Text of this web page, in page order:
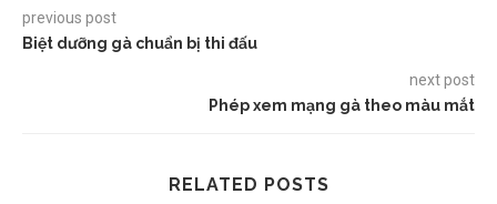
previous post
Biệt dưỡng gà chuẩn bị thi đấu
next post
Phép xem mạng gà theo màu mắt
RELATED POSTS